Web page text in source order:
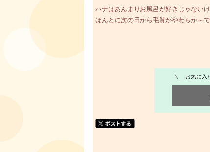
ハナはあんまりお風呂が好きじゃない
ほんとに次の日から毛質がやわらか～
お気に入